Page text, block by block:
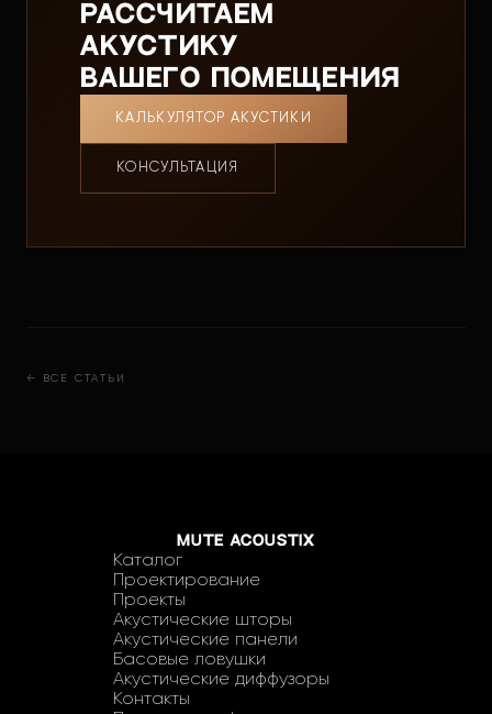
Рассчитаем
акустику
вашего помещения
КАЛЬКУЛЯТОР АКУСТИКИ
КОНСУЛЬТАЦИЯ
← ВСЕ СТАТЬИ
MUTE ACOUSTIX
Каталог
Проектирование
Проекты
Акустические шторы
Акустические панели
Басовые ловушки
Акустические диффузоры
Контакты